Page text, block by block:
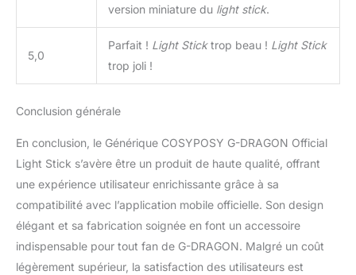
version miniature du light stick.
5,0
Parfait ! Light Sticktrop beau ! Light Stick
trop joli !
Conclusion générale
En conclusion, le Générique COSYPOSY G-DRAGON Official
Light Stick s’avère être un produit de haute qualité, offrant
une expérience utilisateur enrichissante grâce à sa
compatibilité avec l’application mobile officielle. Son design
élégant et sa fabrication soignée en font un accessoire
indispensable pour tout fan de G-DRAGON. Malgré un coût
légèrement supérieur, la satisfaction des utilisateurs est